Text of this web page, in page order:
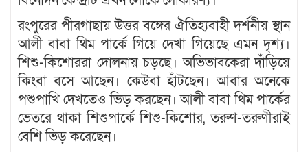
রংপুরের পীরগাছায় উত্তর বঙ্গের ঐতিহ্যবাহী দর্শনীয় স্থান
আলী বাবা থিম পার্কে গিয়ে দেখা গিয়েছে এমন দৃশ্য।
শিশু-কিশোররা দোলনায় চড়ছে। অভিভাবকেরা দাঁড়িয়ে
কিংবা বসে আছেন। কেউবা হাঁটছেন। আবার অনেকে
পশুপাখি দেখতেও ভিড় করছেন। আলী বাবা থিম পার্কের
ভেতরে থাকা শিশুপার্কে শিশু-কিশোর, তরুণ-তরুণীরাই
বেশি ভিড় করেছেন।